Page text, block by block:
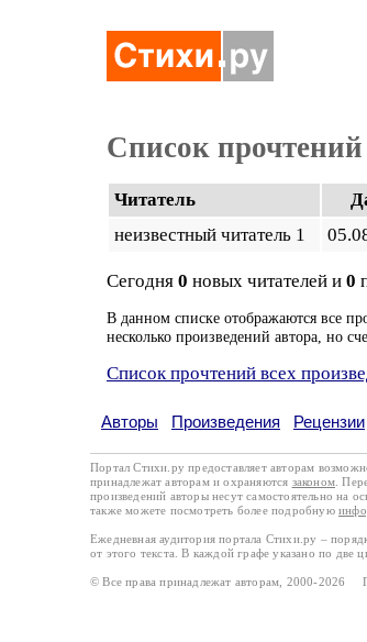
Список прочтений
Читатель
неизвестный читатель 1
Сегодня 0 новых читателей и 0
В данном списке отображаются все
несколько произведений автора, но
Список прочтений всех
Авторы Произведения Рецензии
Портал Стихи.ру предоставляет авторам
принадлежат авторам и охраняются законом .
произведений авторы несут самостоятельно на
также можете посмотреть более подробную
Ежедневная аудитория портала Стихи.ру –
от этого текста. В каждой графе указано по две
© Все права принадлежат авторам, 2000-2026